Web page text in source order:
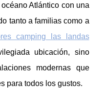
Atlántico con una
tanto a familias como a
camping las landas
ubicación, sino
modernas que
para todos los gustos.